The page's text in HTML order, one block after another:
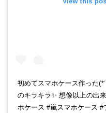
初めてスマホケース作った
のキラキラ✨ 想像以上の出
ホケース #嵐スマホケース